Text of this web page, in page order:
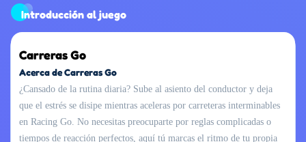
Introducción al juego
Carreras Go
Acerca de Carreras Go
¿Cansado de la rutina diaria? Sube al asiento del conductor y deja
que el estrés se disipe mientras aceleras por carreteras interminables
en Racing Go. No necesitas preocuparte por reglas complicadas o
tiempos de reacción perfectos, aquí tú marcas el ritmo de tu propia